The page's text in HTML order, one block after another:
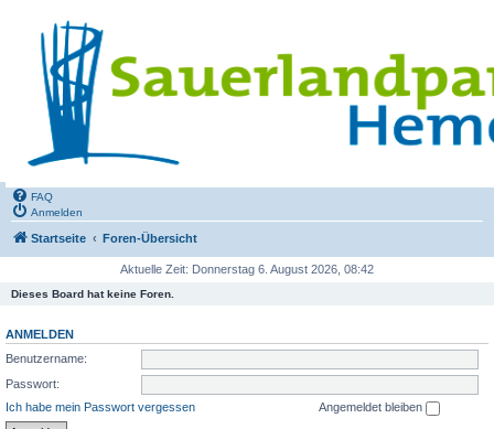
FAQ
Anmelden
Startseite Foren-Übersicht
Aktuelle Zeit: Donnerstag 6. August 2026, 08:42
Dieses Board hat keine Foren.
ANMELDEN
Benutzername:
Passwort:
Ich habe mein Passwort vergessen
Angemeldet bleiben